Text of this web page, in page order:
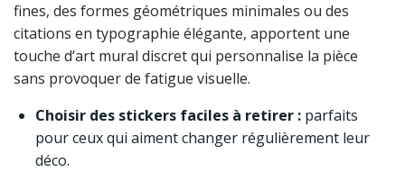
fines, des formes géométriques minimales ou des
citations en typographie élégante, apportent une
touche d’art mural discret qui personnalise la pièce
sans provoquer de fatigue visuelle.
Choisir des stickers faciles à retirer : parfaits
pour ceux qui aiment changer régulièrement leur
déco.